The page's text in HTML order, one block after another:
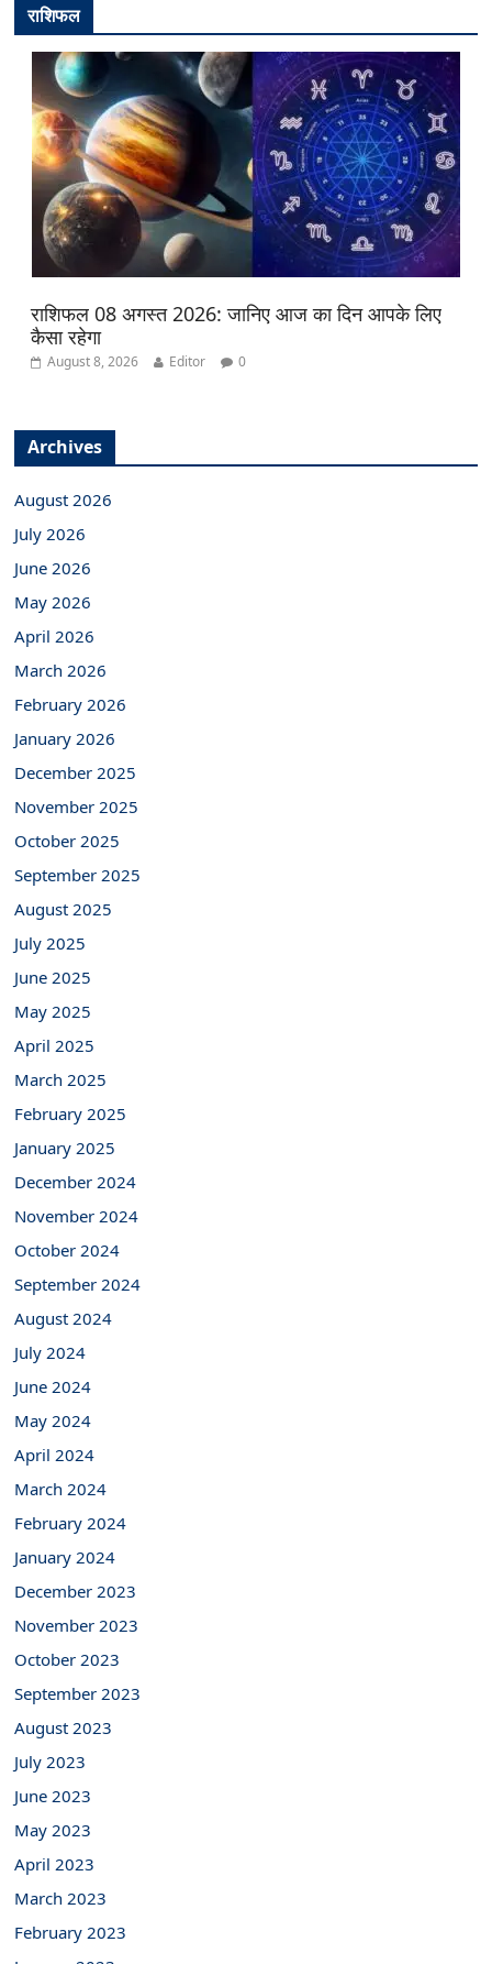
राशिफल
राशिफल 08 अगस्त 2026: जानिए आज का दिन आपके लिए
कैसा रहेगा
August 8, 2026 Editor 0
Archives
August 2026
July 2026
June 2026
May 2026
April 2026
March 2026
February 2026
January 2026
December 2025
November 2025
October 2025
September 2025
August 2025
July 2025
June 2025
May 2025
April 2025
March 2025
February 2025
January 2025
December 2024
November 2024
October 2024
September 2024
August 2024
July 2024
June 2024
May 2024
April 2024
March 2024
February 2024
January 2024
December 2023
November 2023
October 2023
September 2023
August 2023
July 2023
June 2023
May 2023
April 2023
March 2023
February 2023